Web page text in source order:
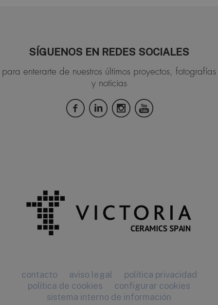
SÍGUENOS EN REDES SOCIALES
para enterarte de nuestros últimos proyectos, fotografías
y noticias
contacto aviso legal
política privacidad
política de cookies
configurar cookies
sistema interno de información